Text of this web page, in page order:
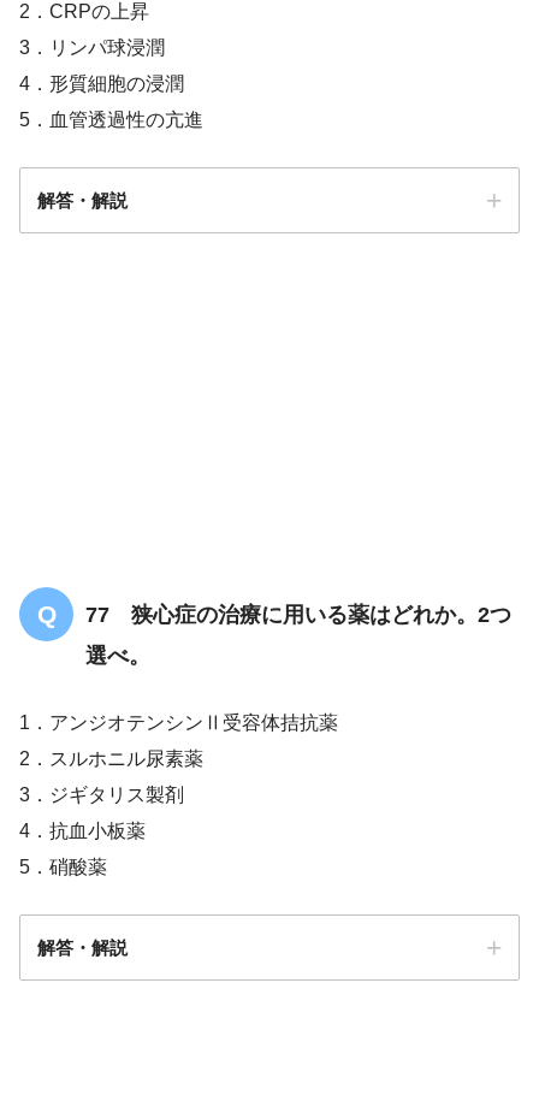
2．CRPの上昇
3．リンパ球浸潤
4．形質細胞の浸潤
5．血管透過性の亢進
解答・解説
77 狭心症の治療に用いる薬はどれか。2つ
選べ。
1．アンジオテンシンⅡ受容体拮抗薬
2．スルホニル尿素薬
3．ジギタリス製剤
4．抗血小板薬
5．硝酸薬
解答・解説